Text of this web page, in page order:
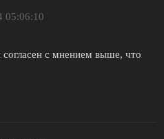
05:06:10
с мнением выше, что